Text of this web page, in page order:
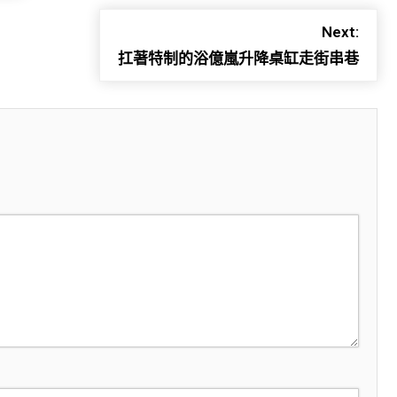
Next:
扛著特制的浴億嵐升降桌缸走街串巷